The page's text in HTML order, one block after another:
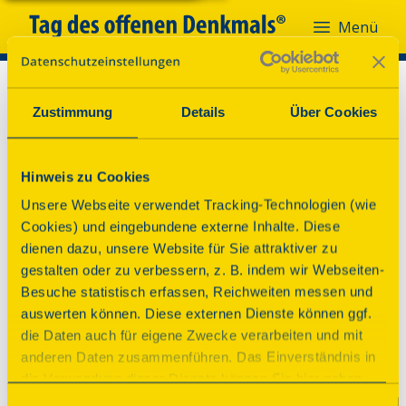
Zustimmung Details Über Cookies
Hinweis zu Cookies
Unsere Webseite verwendet Tracking-Technologien (wie
Cookies) und eingebundene externe Inhalte. Diese
dienen dazu, unsere Website für Sie attraktiver zu
gestalten oder zu verbessern, z. B. indem wir Webseiten-
Besuche statistisch erfassen, Reichweiten messen und
auswerten können. Diese externen Dienste können ggf.
die Daten auch für eigene Zwecke verarbeiten und mit
anderen Daten zusammenführen. Das Einverständnis in
die Verwendung dieser Dienste können Sie hier geben.
Menü